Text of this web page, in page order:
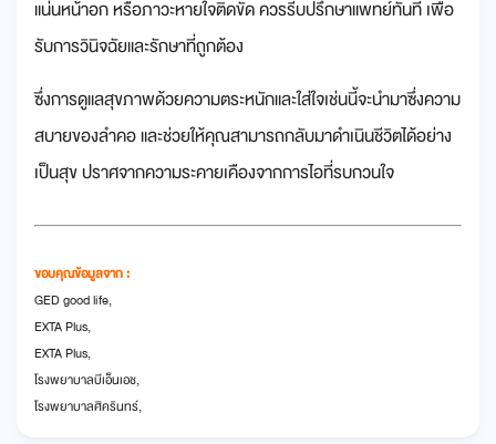
แน่นหน้าอก หรือภาวะหายใจติดขัด ควรรีบปรึกษาแพทย์ทันที เพื่อ
รับการวินิจฉัยและรักษาที่ถูกต้อง
ซึ่งการดูแลสุขภาพด้วยความตระหนักและใส่ใจเช่นนี้จะนำมาซึ่งความ
สบายของลำคอ และช่วยให้คุณสามารถกลับมาดำเนินชีวิตได้อย่าง
เป็นสุข ปราศจากความระคายเคืองจากการไอที่รบกวนใจ
ขอบคุณข้อมูลจาก :
GED good life,
EXTA Plus,
EXTA Plus,
โรงพยาบาลบีเอ็นเอช,
โรงพยาบาลศิครินทร์,